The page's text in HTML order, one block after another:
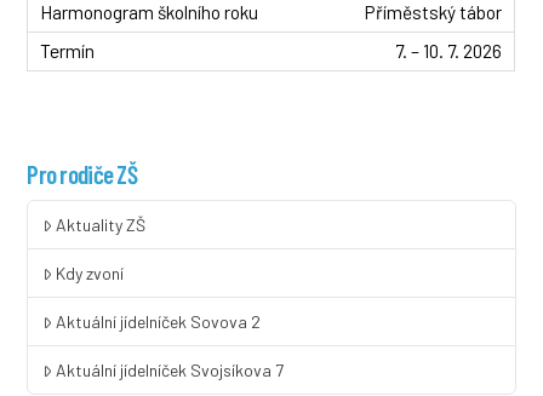
Příměstský tábor
7. – 10. 7. 2026
Pro rodiče ZŠ
Aktuality ZŠ
Kdy zvoní
Aktuální jídelníček Sovova 2
Aktuální jídelníček Svojsíkova 7